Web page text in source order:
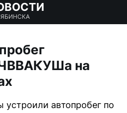
на
автопробег по